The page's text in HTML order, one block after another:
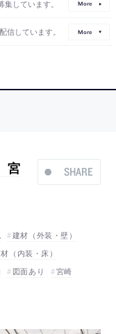
しています。 More
信しています。 More
SHARE
宮
建材（外装・壁）
（内装・床）
図面あり
宮崎